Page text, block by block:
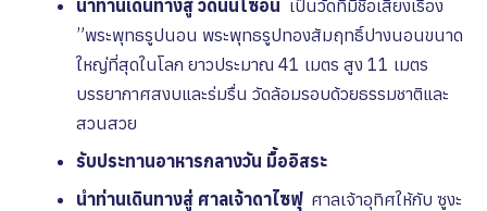
นำท่านเดินทางสู่ วัดนันโซอิน เป็นวัดที่มีชื่อเสียงเรื่อง
”พระพุทธรูปนอน พระพุทธรูปทองสัมฤทธิ์ปางนอนขนาด
ใหญ่ที่สุดในโลก ยาวประมาณ 41 เมตร สูง 11 เมตร
บรรยากาศสงบและร่มรื่น วัดล้อมรอบด้วยธรรมชาติและ
สวนสวย
รับประทานอาหารกลางวัน มื้ออิสระ
นำท่านเดินทางสู่ ศาลเจ้าดาไซฟุ ศาลเจ้าอุทิศให้กับ ซูงะ